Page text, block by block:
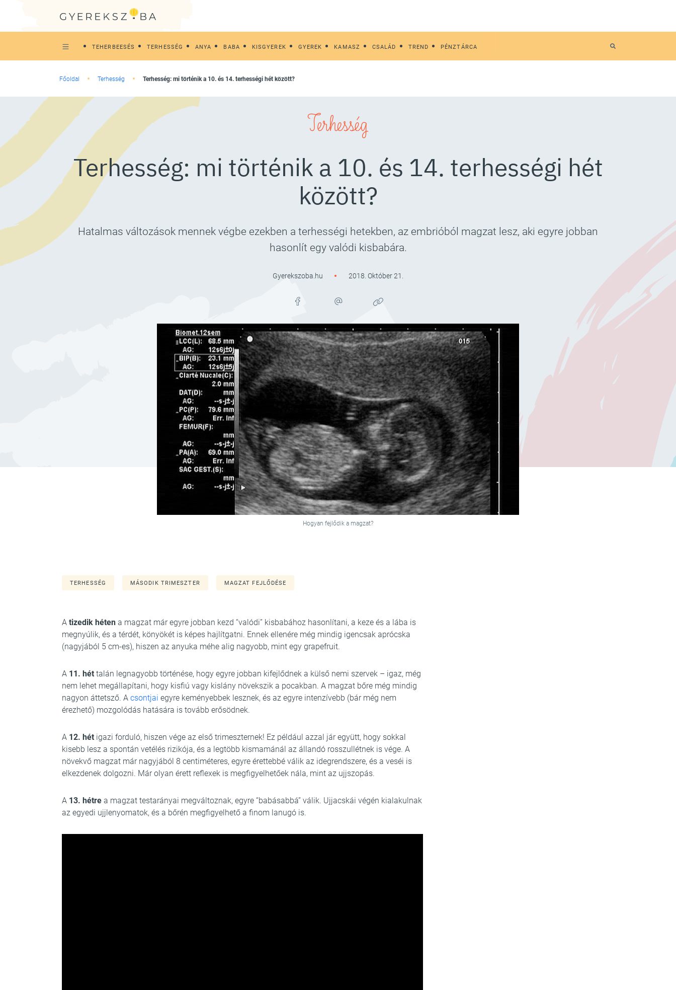
TEHERBEESÉS TERHESSÉG ANYA BABA KISGYEREK GYEREK KAMASZ CSALÁD TREND PÉNZTÁRCA
Főoldal Terhesség Terhesség: mi történik a 10. és 14. terhességi hét között?
Terhesség
Terhesség: mi történik a 10. és 14. terhességi hét
között?
Hatalmas változások mennek végbe ezekben a terhességi hetekben, az embrióból magzat lesz, aki egyre jobban
hasonlít egy valódi kisbabára.
Gyerekszoba.hu 2018. Október 21.
Hogyan fejlődik a magzat?
TERHESSÉG MÁSODIK TRIMESZTER MAGZAT FEJLŐDÉSE
A tizedik héten a magzat már egyre jobban kezd “valódi” kisbabához hasonlítani, a keze és a lába is
megnyúlik, és a térdét, könyökét is képes hajlítgatni. Ennek ellenére még mindig igencsak aprócska
(nagyjából 5 cm-es), hiszen az anyuka méhe alig nagyobb, mint egy grapefruit.
A 11. hét talán legnagyobb történése, hogy egyre jobban kifejlődnek a külső nemi szervek – igaz, még
nem lehet megállapítani, hogy kisfiú vagy kislány növekszik a pocakban. A magzat bőre még mindig
nagyon áttetsző. A csontjai egyre keményebbek lesznek, és az egyre intenzívebb (bár még nem
érezhető) mozgolódás hatására is tovább erősödnek.
A 12. hét igazi forduló, hiszen vége az első trimeszternek! Ez például azzal jár együtt, hogy sokkal
kisebb lesz a spontán vetélés rizikója, és a legtöbb kismamánál az állandó rosszullétnek is vége. A
növekvő magzat már nagyjából 8 centiméteres, egyre érettebbé válik az idegrendszere, és a veséi is
elkezdenek dolgozni. Már olyan érett reflexek is megfigyelhetőek nála, mint az ujjszopás.
A 13. hétre a magzat testarányai megváltoznak, egyre “babásabbá” válik. Ujjacskái végén kialakulnak
az egyedi ujjlenyomatok, és a bőrén megfigyelhető a finom lanugó is.